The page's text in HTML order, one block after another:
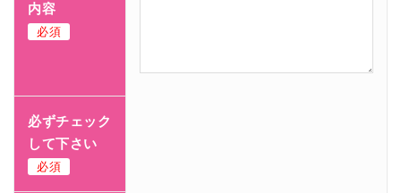
内容
必須
必ずチェック
して下さい
必須